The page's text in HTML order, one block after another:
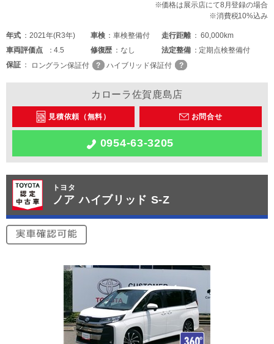
※価格は展示店にて8月登録の場合
※消費税10%込み
年式 2021年(R3年) 車検 車検整備付 走行距離
60,000km
車両評価点 4.5 修復歴 なし 法定整備
定期点検整備付
保証
ロングラン保証付 ハイブリッド保証付
カローラ佐賀鹿島店
見積依頼（無料） お問合せ
0954-63-3205
トヨタ
ノア ハイブリッド S-Z